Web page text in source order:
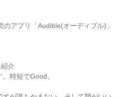
アプリ「Audible(オーディブル)」
介
時短でGood。